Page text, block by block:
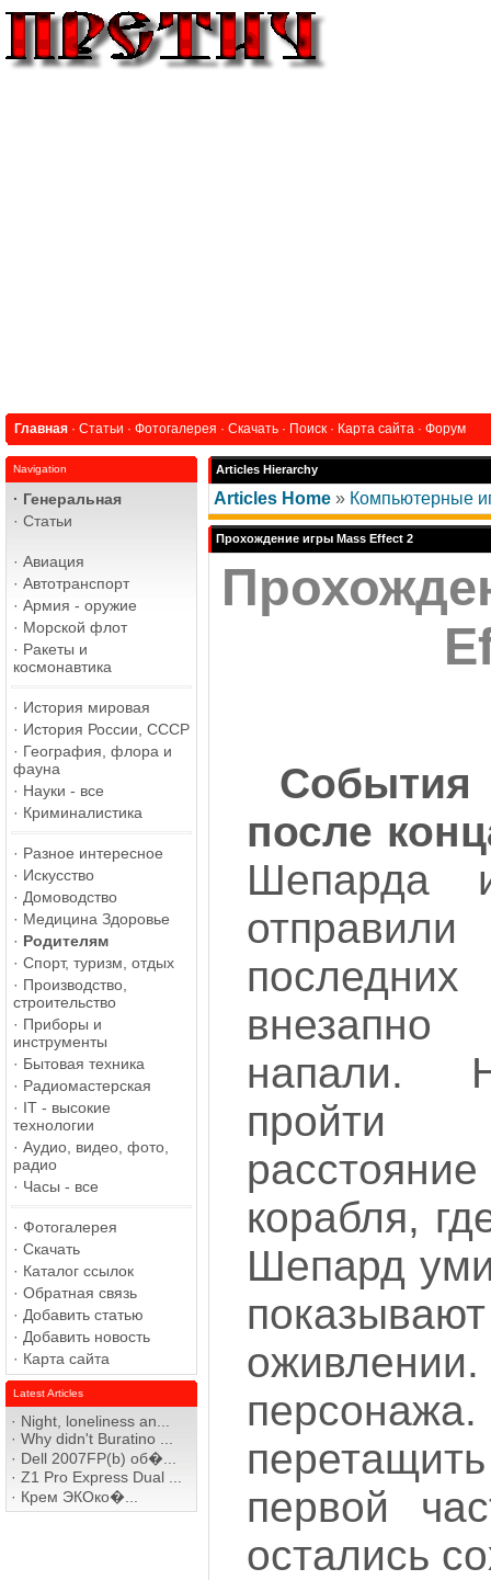
Главная · Статьи · Фотогалерея · Скачать · Поиск · Карта сайта · Форум
Navigation
· Генеральная
· Статьи
· Авиация
· Автотранспорт
· Армия - оружие
· Морской флот
· Ракеты и
космонавтика
· История мировая
· История России, СССР
· География, флора и
фауна
· Науки - все
· Криминалистика
· Разное интересное
· Искусство
· Домоводство
· Медицина Здоровье
· Родителям
· Спорт, туризм, отдых
· Производство,
строительство
· Приборы и
инструменты
· Бытовая техника
· Радиомастерская
· IT - высокие
технологии
· Аудио, видео, фото,
радио
· Часы - все
· Фотогалерея
· Скачать
· Каталог ссылок
· Обратная связь
· Добавить статью
· Добавить новость
· Карта сайта
Latest Articles
· Night, loneliness an...
· Why didn't Buratino ...
· Dell 2007FP(b) об�...
· Z1 Pro Express Dual ...
· Крем ЭКОко�...
Articles Hierarchy
Articles Home » Компьютерные
Прохождение игры Mass Effect 2
после
Шепарда
напали.
пройти
корабля,
Шепард
первой
остались